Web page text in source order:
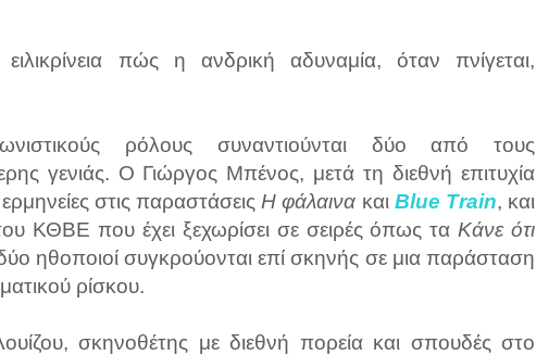
πώς η ανδρική αδυναμία, όταν πνίγεται,
ρόλους συναντιούνται δύο από τους
γενιάς. Ο Γιώργος Μπένος, μετά τη διεθνή επιτυχία
ερμηνείες στις παραστάσεις Η φάλαινα και Blue Train, και
ΚΘΒΕ που έχει ξεχωρίσει σε σειρές όπως τα Κάνε ότι
ηθοποιοί συγκρούονται επί σκηνής σε μια παράσταση
ρίσκου.
σκηνοθέτης με διεθνή πορεία και σπουδές στο